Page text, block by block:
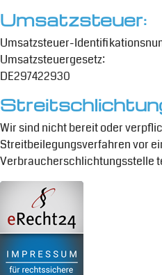
Umsatzsteuer:
Umsatzsteuer-
Umsatzsteuergesetz:
DE297422930
Wir sind nicht bereit oder
Streitbeilegungsverfahren vor
Verbraucherschlichtungsstelle